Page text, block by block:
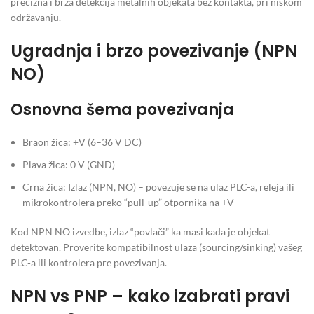
održavanju.
Ugradnja i brzo povezivanje (NPN
NO)
Osnovna šema povezivanja
Braon žica: +V (6–36 V DC)
Plava žica: 0 V (GND)
Crna žica: Izlaz (NPN, NO) – povezuje se na ulaz PLC-a, releja ili
mikrokontrolera preko “pull-up” otpornika na +V
Kod NPN NO izvedbe, izlaz “povlači” ka masi kada je objekat
detektovan. Proverite kompatibilnost ulaza (sourcing/sinking) vašeg
PLC-a ili kontrolera pre povezivanja.
NPN vs PNP – kako izabrati pravi